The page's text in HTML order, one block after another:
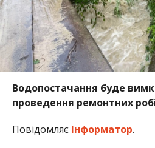
Водопостачання буде
проведення ремонтних
Повідомляє Інформатор.